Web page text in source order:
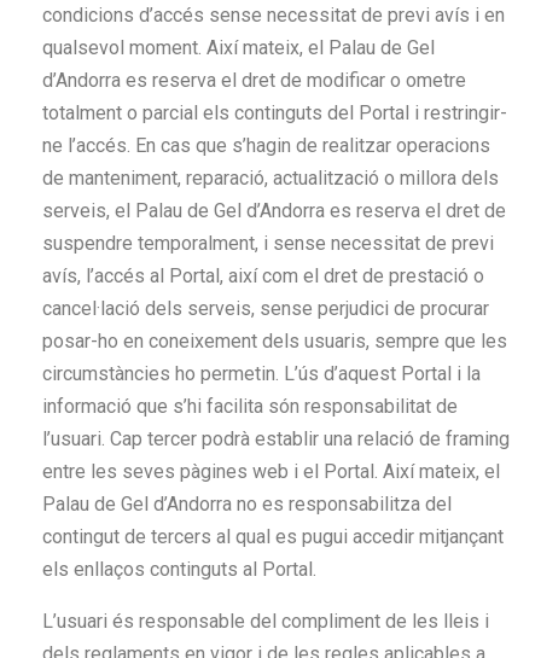
condicions d’accés sense necessitat de previ avís i en
qualsevol moment. Així mateix, el Palau de Gel
d’Andorra es reserva el dret de modificar o ometre
totalment o parcial els continguts del Portal i restringir-
ne l’accés. En cas que s’hagin de realitzar operacions
de manteniment, reparació, actualització o millora dels
serveis, el Palau de Gel d’Andorra es reserva el dret de
suspendre temporalment, i sense necessitat de previ
avís, l’accés al Portal, així com el dret de prestació o
cancel·lació dels serveis, sense perjudici de procurar
posar-ho en coneixement dels usuaris, sempre que les
circumstàncies ho permetin. L’ús d’aquest Portal i la
informació que s’hi facilita són responsabilitat de
l’usuari. Cap tercer podrà establir una relació de framing
entre les seves pàgines web i el Portal. Així mateix, el
Palau de Gel d’Andorra no es responsabilitza del
contingut de tercers al qual es pugui accedir mitjançant
els enllaços continguts al Portal.
L’usuari és responsable del compliment de les lleis i